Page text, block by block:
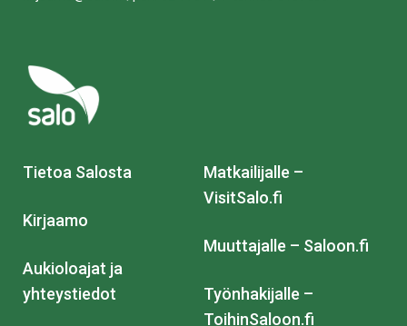
Tietoa Salosta
Kirjaamo
Aukioloajat ja
yhteystiedot
Matkailijalle –
VisitSalo.fi
Muuttajalle – Saloon.fi
Työnhakijalle –
ToihinSaloon.fi